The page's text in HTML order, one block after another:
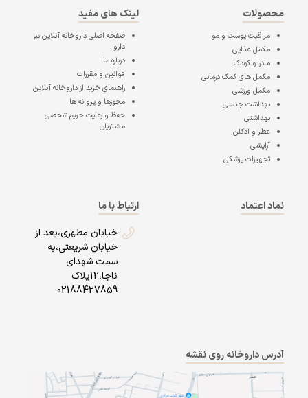
محصولات
مراقبت پوست و مو
مکمل غذایی
مادر و کودک
مکمل های کمک درمانی
مکمل ورزشی
بهداشت جنسی
بهداشتی
عطر و ادکلن
آرایشی
تجهیزات پزشکی
لینک های مفید
صفحه اصلیداروخانه آنلاین بیا
دارو
درباره ما
قوانین و مقررات
راهنمای خرید از داروخانه آنلاین
مجوزها و پروانه ها
حفظ و رعایت حریم شخصی
مشتریان
نماد اعتماد
ارتباط با ما
خیابان مطهری،بعد از
خیابان شریعتی،به
سمت شهدای
ناجا،12پلاک
02188427859
آدرس داروخانه روی نقشه